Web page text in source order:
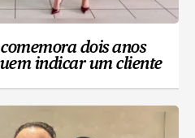
dois anos
indicar um cliente